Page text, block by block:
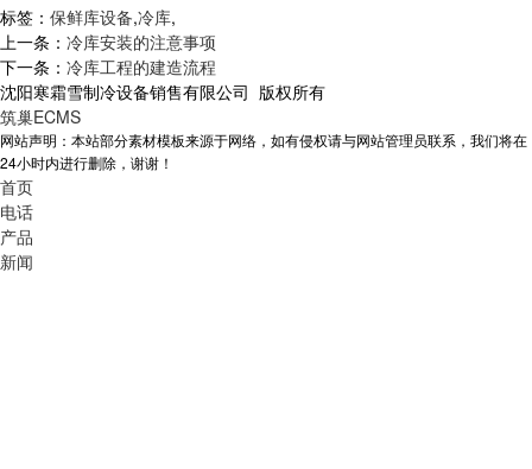
标签： 保鲜库设备,冷库,
上一条： 冷库安装的注意事项
下一条： 冷库工程的建造流程
沈阳寒霜雪制冷设备销售有限公司 版权所有
筑巢ECMS
网站声明：本站部分素材模板来源于网络，如有侵权请与网站管理员联系，我们将在
24小时内进行删除，谢谢！
首页
电话
产品
新闻